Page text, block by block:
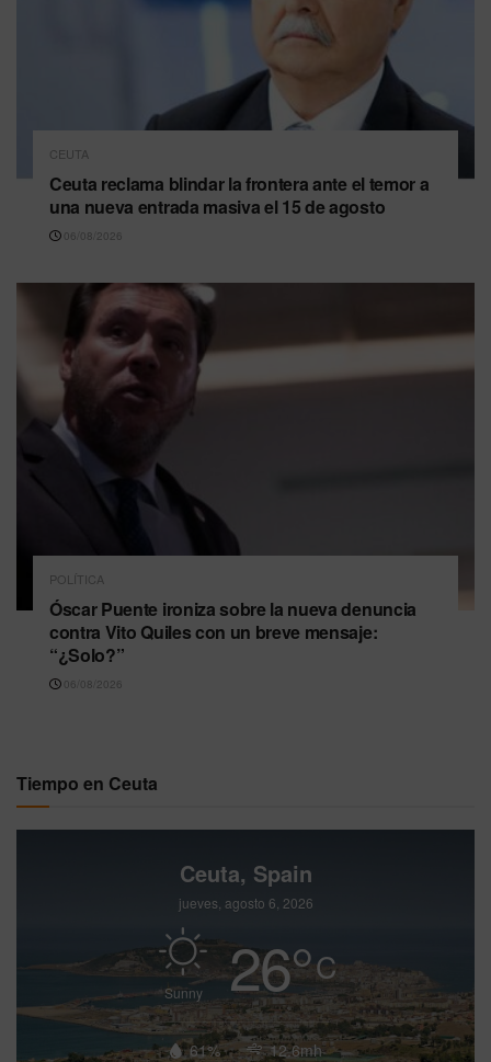
CEUTA
Ceuta reclama blindar la frontera ante el temor a
una nueva entrada masiva el 15 de agosto
06/08/2026
POLÍTICA
Óscar Puente ironiza sobre la nueva denuncia
contra Vito Quiles con un breve mensaje:
“¿Solo?”
06/08/2026
Tiempo en Ceuta
Ceuta, Spain
jueves, agosto 6, 2026
Sunny 26°C
61% 12.6mh